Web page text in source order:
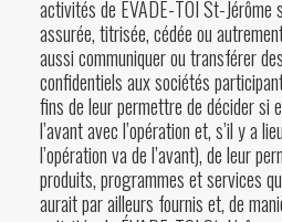
activités de ÉVADE-TOI St-Jérôme
assurée, titrisée, cédée ou
aussi communiquer ou transférer
confidentiels aux sociétés
fins de leur permettre de décider si
l’avant avec l’opération et, s’il y a
l’opération va de l’avant), de leur
produits, programmes et services
aurait par ailleurs fournis et, de